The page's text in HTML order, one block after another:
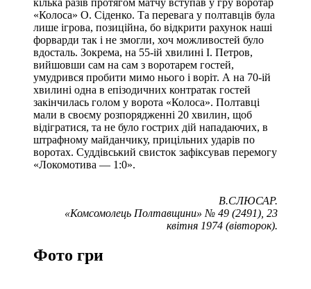
«Колоса» О. Сіденко. Та перевага у полтавців була
лише ігрова, позиційна, бо відкрити рахунок наші
форварди так і не змогли, хоч можливостей було
вдосталь. Зокрема, на 55-ій хвилині І. Петров,
вийшовши сам на сам з воротарем гостей,
умудрився пробити мимо нього і воріт. А на 70-ій
хвилині одна в епізодичних контратак гостей
закінчилась голом у ворота «Колоса». Полтавці
мали в своєму розпорядженні 20 хвилин, щоб
відігратися, та не було гострих дій нападаючих, в
штрафному майданчику, прицільних ударів по
воротах. Суддівський свисток зафіксував перемогу
«Локомотива — 1:0».
В.СЛЮСАР.
«Комсомолець Полтавщини» № 49 (2491), 23
квітня 1974 (вівторок).
Фото гри